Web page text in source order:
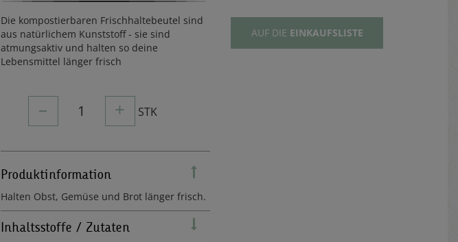
Die kompostierbaren Frischhaltebeutel sind
aus natürlichem Kunststoff - sie sind
atmungsaktiv und halten so deine
Lebensmittel länger frisch
– 1 + STK
Produktinformation
Halten Obst, Gemüse und Brot länger frisch.
Inhaltsstoffe / Zutaten
AUF DIE EINKAUFSLISTE